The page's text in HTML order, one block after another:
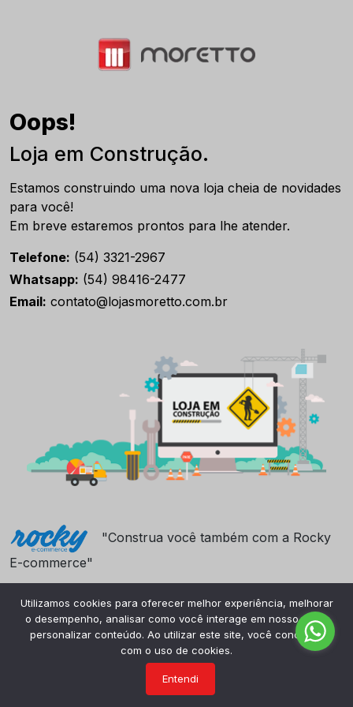
Oops!
Loja em Construção.
Estamos construindo uma nova loja cheia de novidades
para você!
Em breve estaremos prontos para lhe atender.
Telefone: (54) 3321-2967
Whatsapp: (54) 98416-2477
Email: contato@lojasmoretto.com.br
"Construa você também com a Rocky
E-commerce"
Utilizamos cookies para oferecer melhor experiência, melhorar
o desempenho, analisar como você interage em nosso site e
personalizar conteúdo. Ao utilizar este site, você concorda
com o uso de cookies.
Entendi